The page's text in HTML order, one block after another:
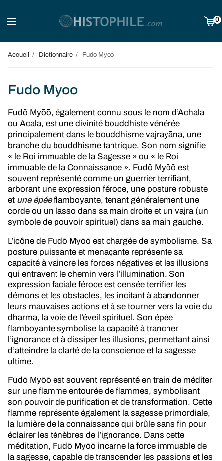
0
Accueil Dictionnaire Fudo Myoo
Fudo Myoo
Fudō Myōō, également connu sous le nom d’Achala
ou Acala, est une divinité bouddhiste vénérée
principalement dans le bouddhisme vajrayāna, une
branche du bouddhisme tantrique. Son nom signifie
« le Roi immuable de la Sagesse » ou « le Roi
immuable de la Connaissance ». Fudō Myōō est
souvent représenté comme un guerrier terrifiant,
arborant une expression féroce, une posture robuste
et une épéeflamboyante, tenant généralement une
corde ou un lasso dans sa main droite et un vajra (un
symbole de pouvoir spirituel) dans sa main gauche.
L’icône de Fudō Myōō est chargée de symbolisme. Sa
posture puissante et menaçante représente sa
capacité à vaincre les forces négatives et les illusions
qui entravent le chemin vers l’illumination. Son
expression faciale féroce est censée terrifier les
démons et les obstacles, les incitant à abandonner
leurs mauvaises actions et à se tourner vers la voie du
dharma, la voie de l’éveil spirituel. Son épée
flamboyante symbolise la capacité à trancher
l’ignorance et à dissiper les illusions, permettant ainsi
d’atteindre la clarté de la conscience et la sagesse
ultime.
Fudō Myōō est souvent représenté en train de méditer
sur une flamme entourée de flammes, symbolisant
son pouvoir de purification et de transformation. Cette
flamme représente également la sagesse primordiale,
la lumière de la connaissance qui brûle sans fin pour
éclairer les ténèbres de l’ignorance. Dans cette
méditation, Fudō Myōō incarne la force immuable de
la sagesse, capable de transcender les passions et les